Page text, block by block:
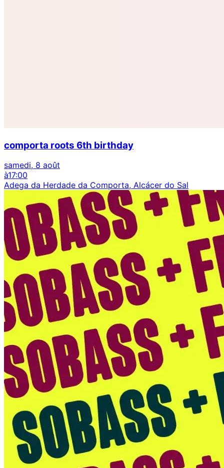
comporta roots 6th birthday
samedi, 8 août
à17:00
Adega da Herdade da Comporta, Alcácer do Sal